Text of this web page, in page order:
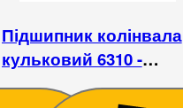
Підшипник колінвала
кульковий 6310 -
175N/180N